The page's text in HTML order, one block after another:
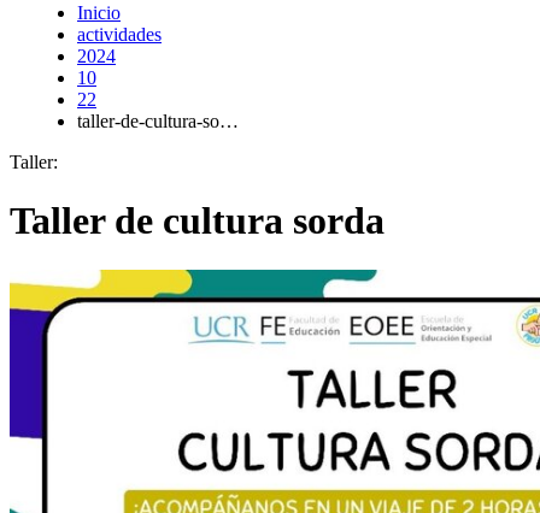
Inicio
actividades
2024
10
22
taller-de-cultura-so…
Taller:
Taller de cultura sorda